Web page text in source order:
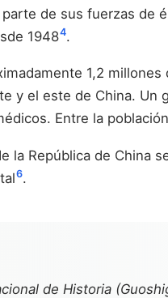
de sus fuerzas de
19484.
1,2
y el este de China. Un
Entre la
la República de China
6.
de Historia